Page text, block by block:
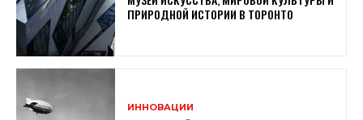
ПРИРОДНОЙ ИСТОРИИ В ТОРОНТО
ИННОВАЦИИ